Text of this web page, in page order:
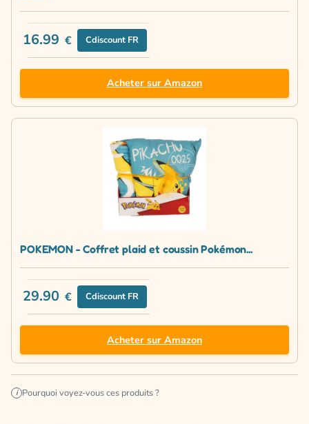
16.99 € Cdiscount FR
Acheter sur Amazon
POKEMON - Coffret plaid et coussin Pokémon...
29.90 € Cdiscount FR
Acheter sur Amazon
i Pourquoi voyez-vous ces produits ?